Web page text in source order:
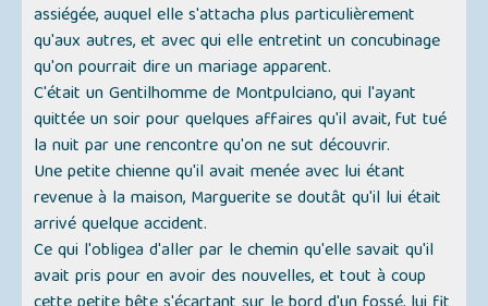
assiégée, auquel elle s'attacha plus particulièrement
qu'aux autres, et avec qui elle entretint un concubinage
qu'on pourrait dire un mariage apparent.
C'était un Gentilhomme de Montpulciano, qui l'ayant
quittée un soir pour quelques affaires qu'il avait, fut tué
la nuit par une rencontre qu'on ne sut découvrir.
Une petite chienne qu'il avait menée avec lui étant
revenue à la maison, Marguerite se doutât qu'il lui était
arrivé quelque accident.
Ce qui l'obligea d'aller par le chemin qu'elle savait qu'il
avait pris pour en avoir des nouvelles, et tout à coup